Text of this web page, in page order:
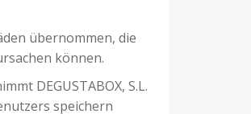
übernommen, die
können.
DEGUSTABOX, S.L.
speichern